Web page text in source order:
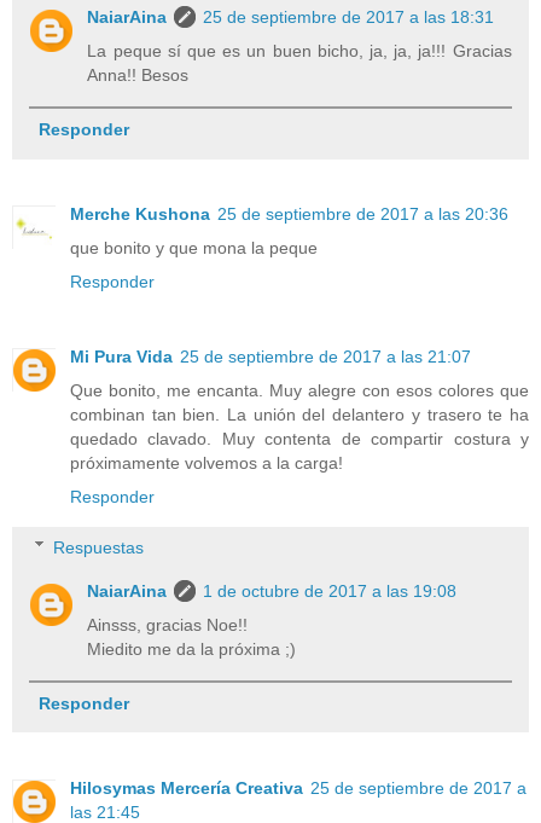
NaiarAina
25 de septiembre de 2017 a las 18:31
La peque sí que es un buen bicho, ja, ja, ja!!! Gracias
Anna!! Besos
Responder
Merche Kushona 25 de septiembre de 2017 a las 20:36
que bonito y que mona la peque
Responder
Mi Pura Vida 25 de septiembre de 2017 a las 21:07
Que bonito, me encanta. Muy alegre con esos colores que
combinan tan bien. La unión del delantero y trasero te ha
quedado clavado. Muy contenta de compartir costura y
próximamente volvemos a la carga!
Responder
Respuestas
NaiarAina
1 de octubre de 2017 a las 19:08
Ainsss, gracias Noe!!
Miedito me da la próxima ;)
Responder
Hilosymas Mercería Creativa 25 de septiembre de 2017 a
las 21:45